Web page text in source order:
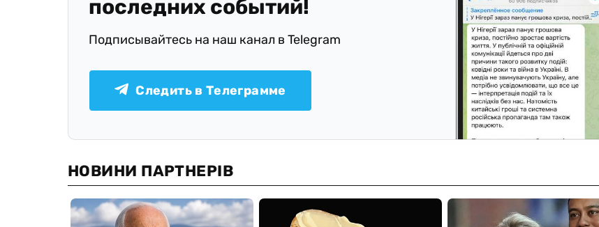
последних событий!
Подписывайтесь на наш канал в Telegram
Следить в Телеграмме